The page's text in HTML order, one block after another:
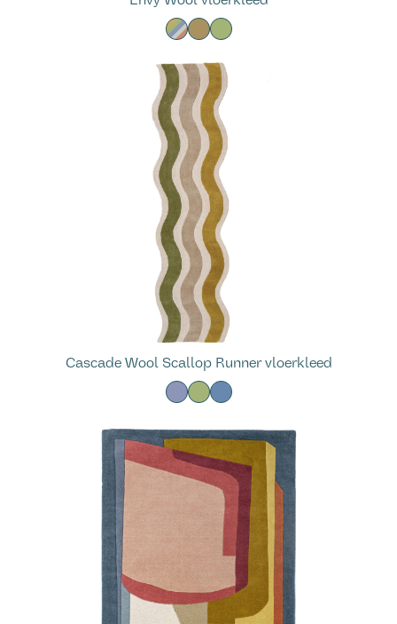
Cascade Wool Scallop Runner vloerkleed